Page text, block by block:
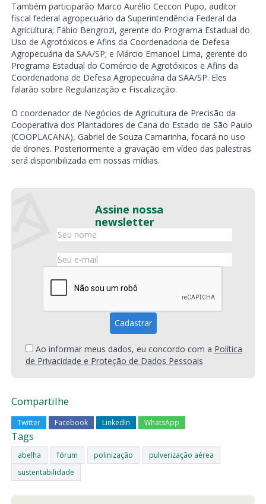
Também participarão Marco Aurélio Ceccon Pupo, auditor
fiscal federal agropecuário da Superintendência Federal da
Agricultura; Fábio Bengrozi, gerente do Programa Estadual do
Uso de Agrotóxicos e Afins da Coordenadoria de Defesa
Agropecuária da SAA/SP; e Márcio Emanoel Lima, gerente do
Programa Estadual do Comércio de Agrotóxicos e Afins da
Coordenadoria de Defesa Agropecuária da SAA/SP. Eles
falarão sobre Regularização e Fiscalização.
O coordenador de Negócios de Agricultura de Precisão da
Cooperativa dos Plantadores de Cana do Estado de São Paulo
(COOPLACANA), Gabriel de Souza Camarinha, focará no uso
de drones. Posteriormente a gravação em vídeo das palestras
será disponibilizada em nossas mídias.
Assine nossa
newsletter
Ao informar meus dados, eu concordo com a Política
de Privacidade e Proteção de Dados Pessoais
Compartilhe
Twitter Facebook LinkedIn WhatsApp
Tags
abelha fórum polinização
pulverização aérea
sustentabilidade